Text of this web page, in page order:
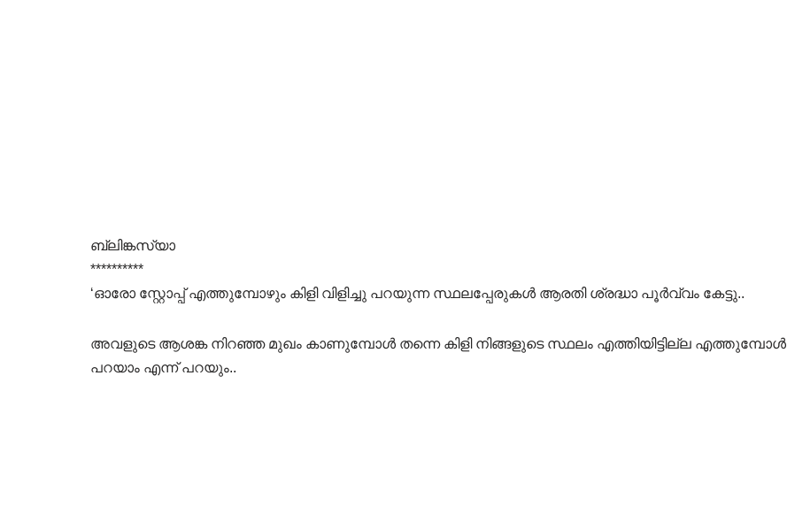
ബ്ലിങ്കസ്യാ
**********
‘ഓരോ സ്റ്റോപ്പ് എത്തുമ്പോഴും കിളി വിളിച്ചു പറയുന്ന സ്ഥലപ്പേരുകൾ ആരതി ശ്രദ്ധാ പൂർവ്വം കേട്ടു..
അവളുടെ ആശങ്ക നിറഞ്ഞ മുഖം കാണുമ്പോൾ തന്നെ കിളി നിങ്ങളുടെ സ്ഥലം എത്തിയിട്ടില്ല എത്തുമ്പോൾ
പറയാം എന്ന് പറയും..